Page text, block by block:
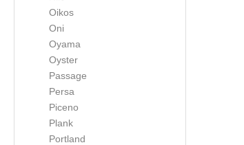
Oikos
Oni
Oyama
Oyster
Passage
Persa
Piceno
Plank
Portland